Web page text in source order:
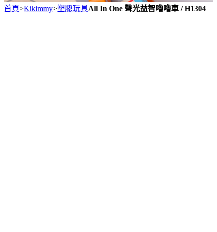
首頁>Kikimmy>塑膠玩具All In One 聲光益智嚕嚕車 / H1304